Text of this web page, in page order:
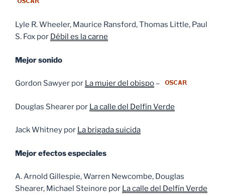
Lyle R. Wheeler, Maurice Ransford, Thomas Little, Paul
S. Fox por Débil es la carne
Mejor sonido
Gordon Sawyer por La mujer del obispo –
Douglas Shearer por La calle del Delfín Verde
Jack Whitney por La brigada suicida
Mejor efectos especiales
A. Arnold Gillespie, Warren Newcombe, Douglas
Shearer, Michael Steinore por La calle del Delfín Verde